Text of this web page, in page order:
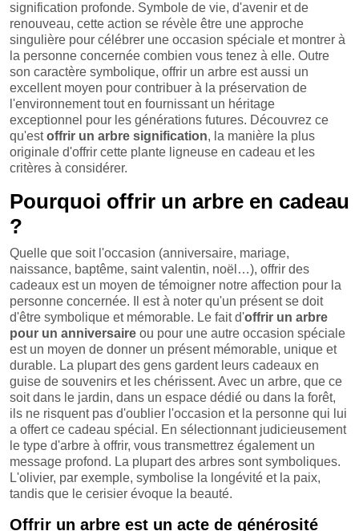
signification profonde. Symbole de vie, d'avenir et de
renouveau, cette action se révèle être une approche
singulière pour célébrer une occasion spéciale et montrer à
la personne concernée combien vous tenez à elle. Outre
son caractère symbolique, offrir un arbre est aussi un
excellent moyen pour contribuer à la préservation de
l'environnement tout en fournissant un héritage
exceptionnel pour les générations futures. Découvrez ce
qu'estoffrir un arbre signification, la manière la plus
originale d'offrir cette plante ligneuse en cadeau et les
critères à considérer.
Pourquoi offrir un arbre en cadeau
?
Quelle que soit l'occasion (anniversaire, mariage,
naissance, baptême, saint valentin, noël…), offrir des
cadeaux est un moyen de témoigner notre affection pour la
personne concernée. Il est à noter qu'un présent se doit
d'être symbolique et mémorable. Le fait d'offrir un arbre
pour un anniversaire ou pour une autre occasion spéciale
est un moyen de donner un présent mémorable, unique et
durable. La plupart des gens gardent leurs cadeaux en
guise de souvenirs et les chérissent. Avec un arbre, que ce
soit dans le jardin, dans un espace dédié ou dans la forêt,
ils ne risquent pas d'oublier l'occasion et la personne qui lui
a offert ce cadeau spécial. En sélectionnant judicieusement
le type d'arbre à offrir, vous transmettrez également un
message profond. La plupart des arbres sont symboliques.
L'olivier, par exemple, symbolise la longévité et la paix,
tandis que le cerisier évoque la beauté.
Offrir un arbre est un acte de générosité